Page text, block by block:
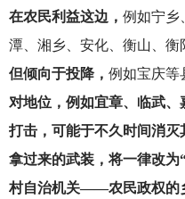
在农民利益这边， 例如宁乡
潭、湘乡、安化、衡山、衡
但倾向于投降， 例如宝庆等
对地位，例如宜章、临武
打击，可能于不久时间消
拿过来的武装，将一律改为
村自治机关——农民政权的